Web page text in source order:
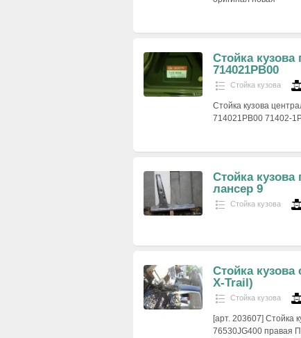
Стойка кузова
714021PB00
Стойка кузова
Стойка кузова
714021PB00 71402-
Стойка кузова
лансер 9
Стойка кузова
Стойка кузова
X-Trail)
Стойка кузова
[арт. 203607] Стойка
76530JG400 правая